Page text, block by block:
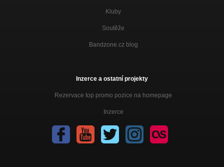
Kluby
Soutěže
Bandzone.cz blog
Inzerce a ostatní projekty
Rezervace top promo pozice na homepage
Inzerce